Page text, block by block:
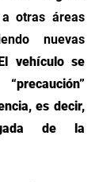
otras áreas
nuevas
El vehículo se
es decir,
de la